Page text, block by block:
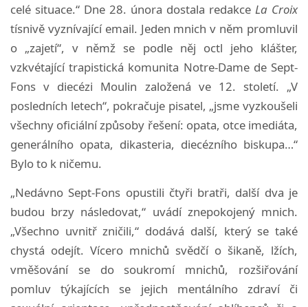
celé situace.“ Dne 28. února dostala redakce La Croix
tísnivě vyznívající email. Jeden mnich v něm promluvil
o „zajetí“, v němž se podle něj octl jeho klášter,
vzkvétající trapistická komunita Notre-Dame de Sept-
Fons v diecézi Moulin založená ve 12. století. „V
posledních letech“, pokračuje pisatel, „jsme vyzkoušeli
všechny oficiální způsoby řešení: opata, otce imediáta,
generálního opata, dikasteria, diecézního biskupa…“
Bylo to k ničemu.
„Nedávno Sept-Fons opustili čtyři bratři, další dva je
budou brzy následovat,“ uvádí znepokojený mnich.
„Všechno uvnitř zničili,“ dodává další, který se také
chystá odejít. Vícero mnichů svědčí o šikaně, lžích,
vměšování se do soukromí mnichů, rozšiřování
pomluv týkajících se jejich mentálního zdraví či